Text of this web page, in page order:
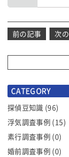
投
ナ
ビ
ー
シ
ョ
ン
前の記事 次
CATEGORY
探偵豆知識 (96)
浮気調査事例 (15)
素行調査事例 (0)
婚前調査事例 (0)